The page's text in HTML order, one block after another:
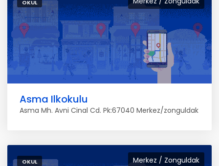
OKUL
Asma Ilkokulu
Asma Mh. Avni Cinal Cd. Pk:67040 Merkez/zonguldak
Merkez / Zonguldak
OKUL